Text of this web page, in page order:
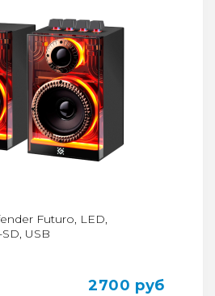
Futuro, LED,
USB
2700 руб